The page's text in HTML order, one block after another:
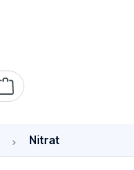
Warenkorb enthält 0
Nitrat